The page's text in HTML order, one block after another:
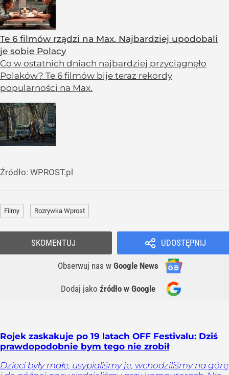
Te 6 filmów rządzi na Max. Najbardziej upodobali
je sobie Polacy
Co w ostatnich dniach najbardziej przyciągnęło
Polaków? Te 6 filmów bije teraz rekordy
popularności na Max.
Źródło: WPROST.pl
Filmy Rozrywka Wprost
UDOSTĘPNIJ
Obserwuj nas w Google News
Dodaj jako źródło w Google
SKOMENTUJ
Rojek zaskakuje po 19 latach OFF Festivalu: Dziś
prawdopodobnie bym tego nie zrobił
Dzieci były małe, usypialiśmy je, wchodziliśmy na górę